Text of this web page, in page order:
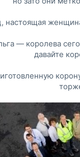
настоящая
— королева
давайте